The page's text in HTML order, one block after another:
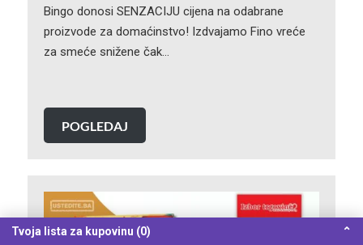
Bingo donosi SENZACIJU cijena na odabrane
proizvode za domaćinstvo! Izdvajamo Fino vreće
za smeće snižene čak…
POGLEDAJ
Tvoja lista za kupovinu (0) ⌃